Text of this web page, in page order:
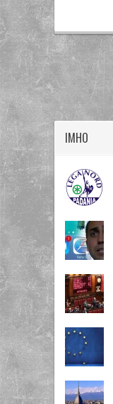
IMHO